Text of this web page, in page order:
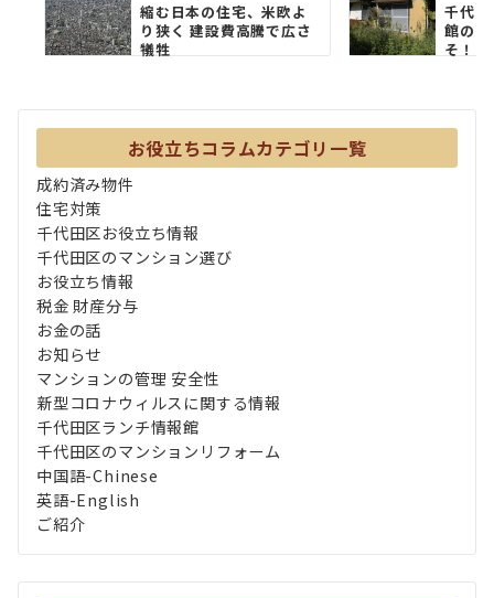
縮む日本の住宅、米欧よ
り狭く 建設費高騰で広さ
犠牲
千代
館の
そ！
お役立ちコラムカテゴリ一覧
成約済み物件
住宅対策
千代田区お役立ち情報
千代田区のマンション選び
お役立ち情報
税金 財産分与
お金の話
お知らせ
マンションの管理 安全性
新型コロナウィルスに関する情報
千代田区ランチ情報館
千代田区のマンションリフォーム
中国語-Chinese
英語-English
ご紹介